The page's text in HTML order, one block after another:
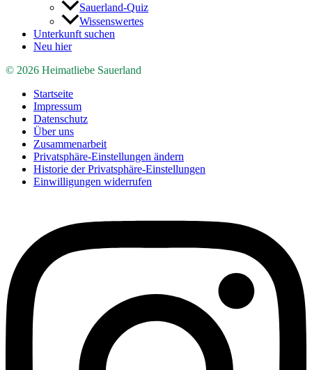
Sauerland-Quiz
Wissenswertes
Unterkunft suchen
Neu hier
© 2026 Heimatliebe Sauerland
Startseite
Impressum
Datenschutz
Über uns
Zusammenarbeit
Privatsphäre-Einstellungen ändern
Historie der Privatsphäre-Einstellungen
Einwilligungen widerrufen